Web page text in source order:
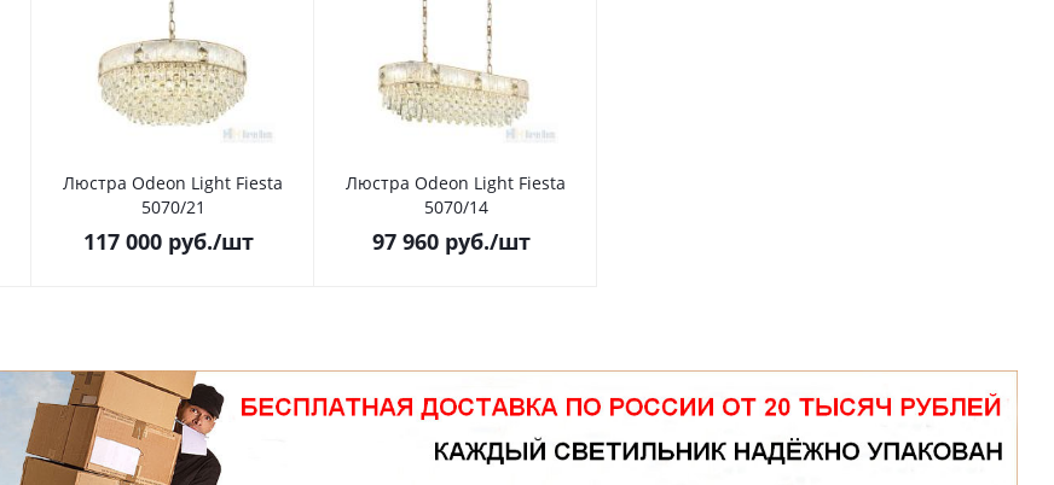
Люстра Odeon Light Fiesta
5070/21
117 000 руб./шт
Люстра Odeon Light Fiesta
5070/14
97 960 руб./шт